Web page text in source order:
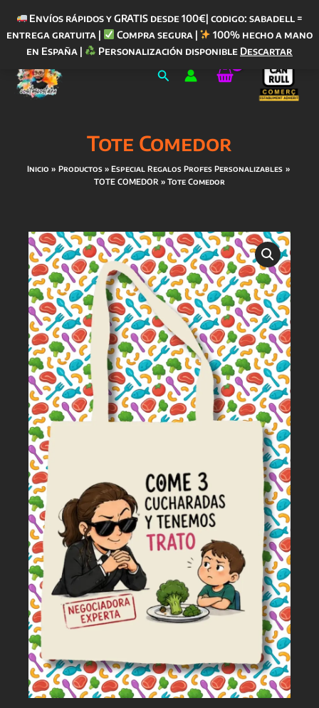
Envíos rápidos y GRATIS desde 100€| codigo: sabadell =
entrega gratuita |
Compra segura |
100% hecho a mano
en España |
Personalización disponible Descartar
contenido
Buscar
Tote Comedor
Inicio Productos
Especial Regalos Profes Personalizables
TOTE COMEDOR
Tote Comedor